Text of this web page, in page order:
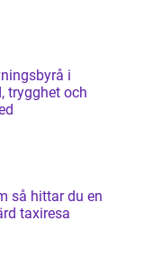
i
taxiresa